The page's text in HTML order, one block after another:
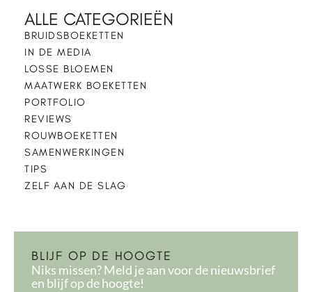
ALLE CATEGORIEËN
BRUIDSBOEKETTEN
IN DE MEDIA
LOSSE BLOEMEN
MAATWERK BOEKETTEN
PORTFOLIO
REVIEWS
ROUWBOEKETTEN
SAMENWERKINGEN
TIPS
ZELF AAN DE SLAG
BLIJF OP DE HOOGTE
Niks missen? Meld je aan voor de nieuwsbrief
en blijf op de hoogte!